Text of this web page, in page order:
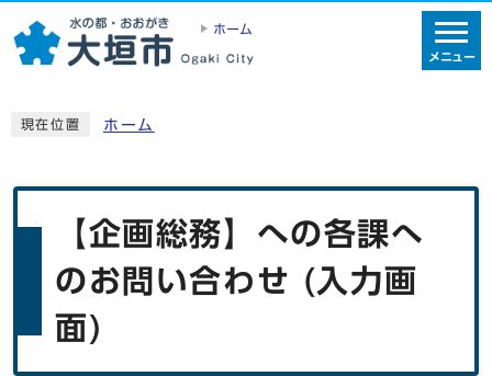
ホーム
メニュー
現在位置 ホーム
【企画総務】への各課へ
のお問い合わせ (入力画
面)